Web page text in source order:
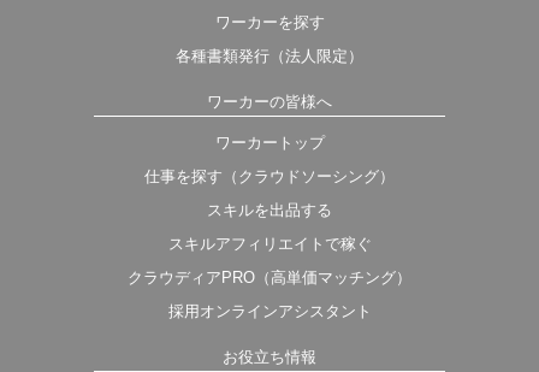
ワーカーを探す
各種書類発行（法人限定）
ワーカーの皆様へ
ワーカートップ
仕事を探す（クラウドソーシング）
スキルを出品する
スキルアフィリエイトで稼ぐ
クラウディアPRO（高単価マッチング）
採用オンラインアシスタント
お役立ち情報